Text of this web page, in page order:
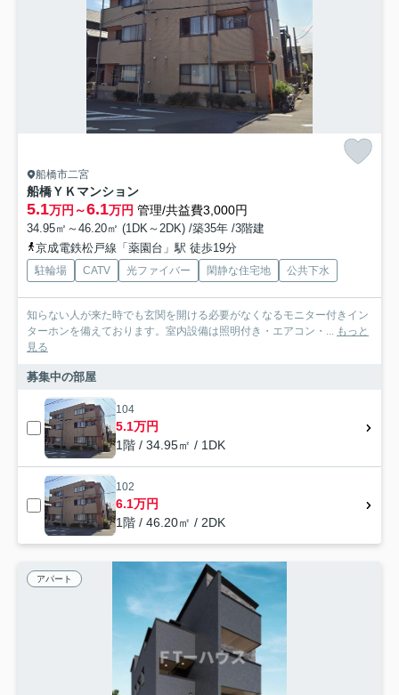
船橋市二宮
船橋ＹＫマンション
5.1万円～6.1万円 管理/共益費3,000円
34.95㎡～46.20㎡ (1DK～2DK) /築35年 /3階建
京成電鉄松戸線「薬園台」駅 徒歩19分
駐輪場 CATV 光ファイバー 閑静な住宅地 公共下水
知らない人が来た時でも玄関を開ける必要がなくなるモニター付きイン
ターホンを備えております。室内設備は照明付き・エアコン・... もっと
見る
募集中の部屋
104
5.1万円
1階 / 34.95㎡ / 1DK
102
6.1万円
1階 / 46.20㎡ / 2DK
アパート